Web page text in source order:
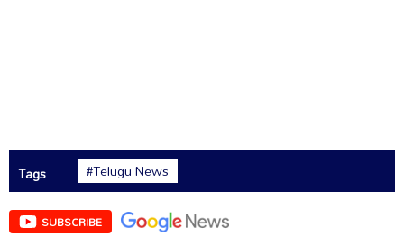
Tags #Telugu News
SUBSCRIBE